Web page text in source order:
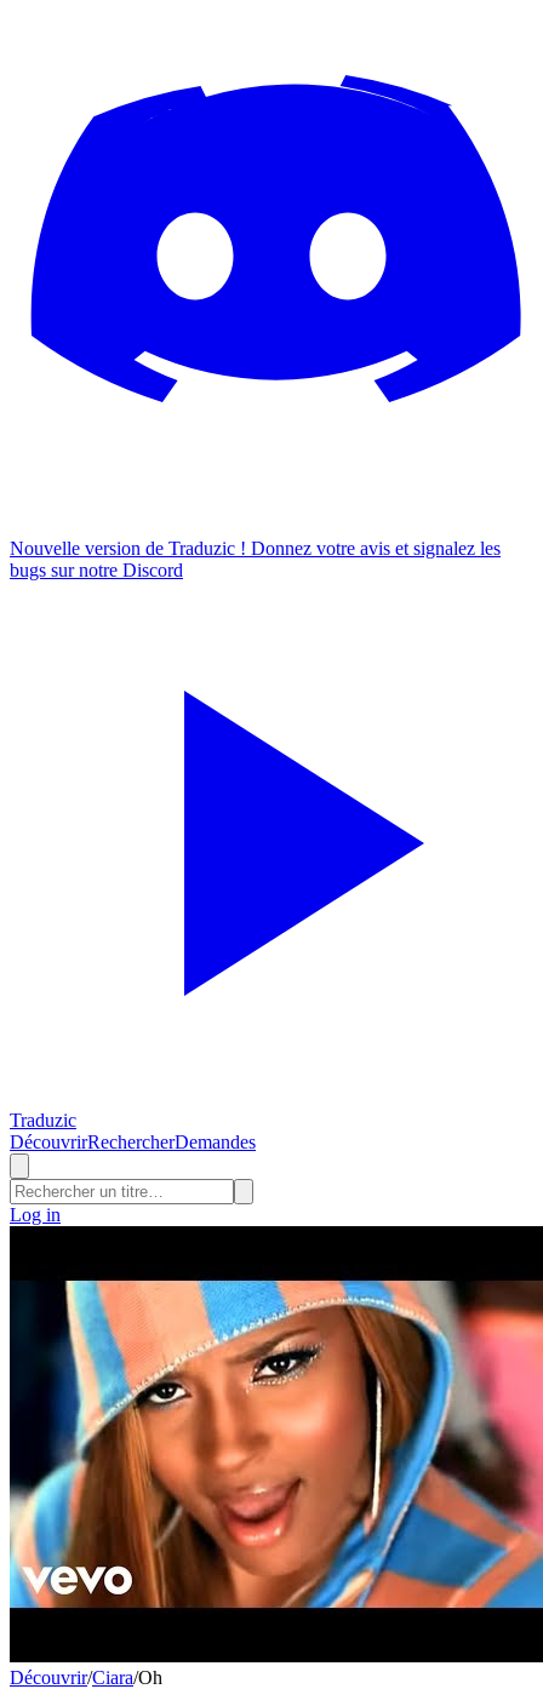
Nouvelle version de Traduzic ! Donnez votre avis et signalez les
bugs sur notre Discord
Traduzic
DécouvrirRechercherDemandes
Log in
Découvrir/Ciara/Oh